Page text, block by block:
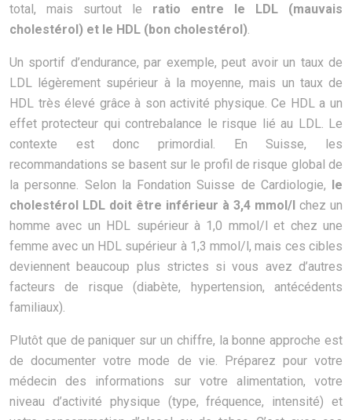
total, mais surtout le ratio entre le LDL (mauvais
cholestérol) et le HDL (bon cholestérol).
Un sportif d’endurance, par exemple, peut avoir un taux de
LDL légèrement supérieur à la moyenne, mais un taux de
HDL très élevé grâce à son activité physique. Ce HDL a un
effet protecteur qui contrebalance le risque lié au LDL. Le
contexte est donc primordial. En Suisse, les
recommandations se basent sur le profil de risque global de
la personne. Selon la Fondation Suisse de Cardiologie, le
cholestérol LDL doit être inférieur à 3,4 mmol/l chez un
homme avec un HDL supérieur à 1,0 mmol/l et chez une
femme avec un HDL supérieur à 1,3 mmol/l, mais ces cibles
deviennent beaucoup plus strictes si vous avez d’autres
facteurs de risque (diabète, hypertension, antécédents
familiaux).
Plutôt que de paniquer sur un chiffre, la bonne approche est
de documenter votre mode de vie. Préparez pour votre
médecin des informations sur votre alimentation, votre
niveau d’activité physique (type, fréquence, intensité) et